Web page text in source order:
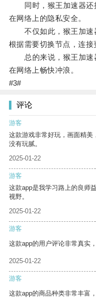
同时，猴王加速器还
在网络上的隐私安全。
不仅如此，猴王加速
根据需要切换节点，连接
总的来说，猴王加速
在网络上畅快冲浪。
#3#
评论
游客
这款游戏非常好玩，画面精
没有玩腻。
2025-01-22
游客
这款app是我学习路上的良师
视野。
2025-01-22
游客
这款app的用户评论非常真实
2025-01-22
游客
这款app的商品种类非常丰富